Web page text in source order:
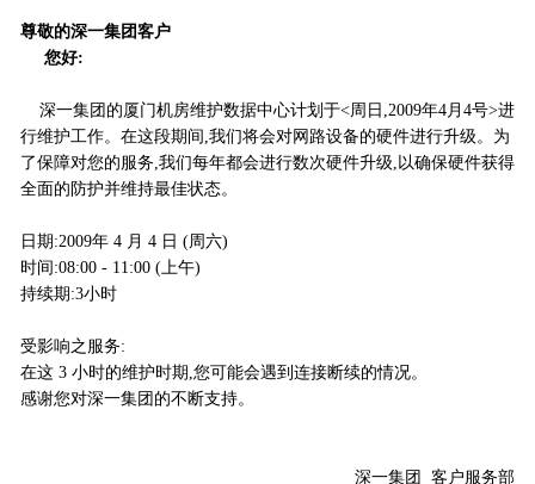
尊敬的深一集团客户
您好:
深一集团的厦门机房维护数据中心计划于<周日,2009年4月4号>进
行维护工作。在这段期间,我们将会对网路设备的硬件进行升级。为
了保障对您的服务,我们每年都会进行数次硬件升级,以确保硬件获得
全面的防护并维持最佳状态。
日期:2009年 4 月 4 日 (周六)
时间:08:00 - 11:00 (上午)
持续期:3小时
受影响之服务:
在这 3 小时的维护时期,您可能会遇到连接断续的情况。
感谢您对深一集团的不断支持。
深一集团 客户服务部